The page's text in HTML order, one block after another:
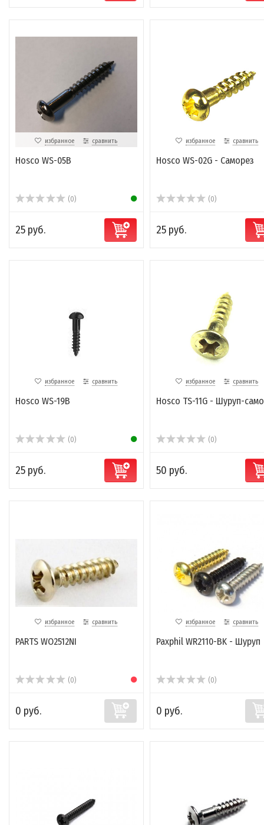
избранное сравнить
Hosco WS-05B
(0)
25 руб.
избранное сравнить
Hosco WS-02G - Саморез
(0)
25 руб.
избранное сравнить
Hosco WS-19B
(0)
25 руб.
избранное сравнить
Hosco TS-11G - Шуруп-
(0)
50 руб.
избранное сравнить
PARTS WO2512NI
(0)
0 руб.
избранное сравнить
Paxphil WR2110-BK - Шуруп
(0)
0 руб.